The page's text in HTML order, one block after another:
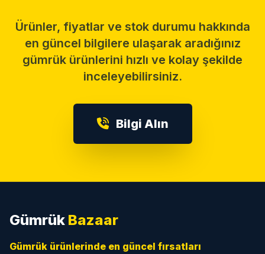
Ürünler, fiyatlar ve stok durumu hakkında
en güncel bilgilere ulaşarak aradığınız
gümrük ürünlerini hızlı ve kolay şekilde
inceleyebilirsiniz.
Bilgi Alın
Gümrük Bazaar
Gümrük ürünlerinde en güncel fırsatları